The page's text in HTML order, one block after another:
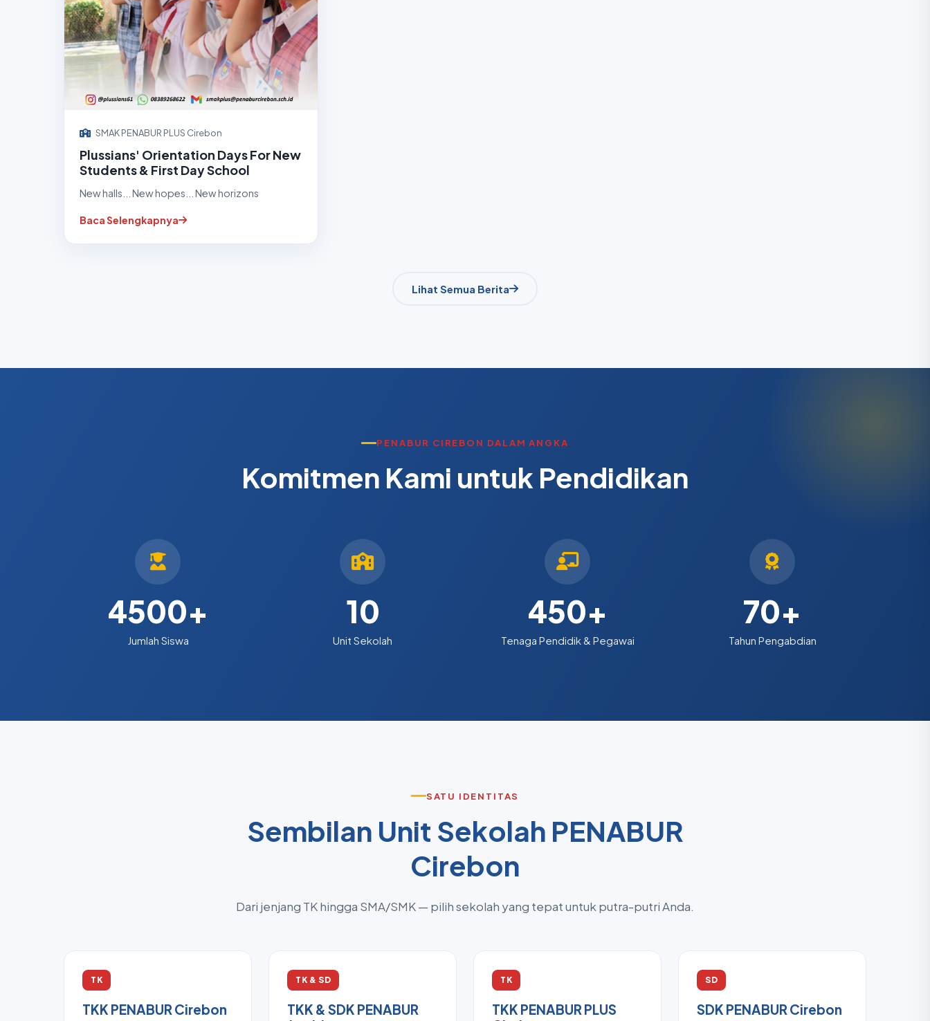
SMAK PENABUR PLUS Cirebon
Plussians' Orientation Days For New
Students & First Day School
New halls... New hopes... New horizons
Baca Selengkapnya
Lihat Semua Berita
PENABUR CIREBON DALAM ANGKA
Komitmen Kami untuk Pendidikan
4500+
Jumlah Siswa
10
Unit Sekolah
450+
Tenaga Pendidik & Pegawai
70+
Tahun Pengabdian
SATU IDENTITAS
Sembilan Unit Sekolah PENABUR
Cirebon
Dari jenjang TK hingga SMA/SMK — pilih sekolah yang tepat untuk putra-putri Anda.
TK
TKK PENABUR Cirebon
TK & SD
TKK & SDK PENABUR
TK
TKK PENABUR PLUS
SD
SDK PENABUR Cirebon